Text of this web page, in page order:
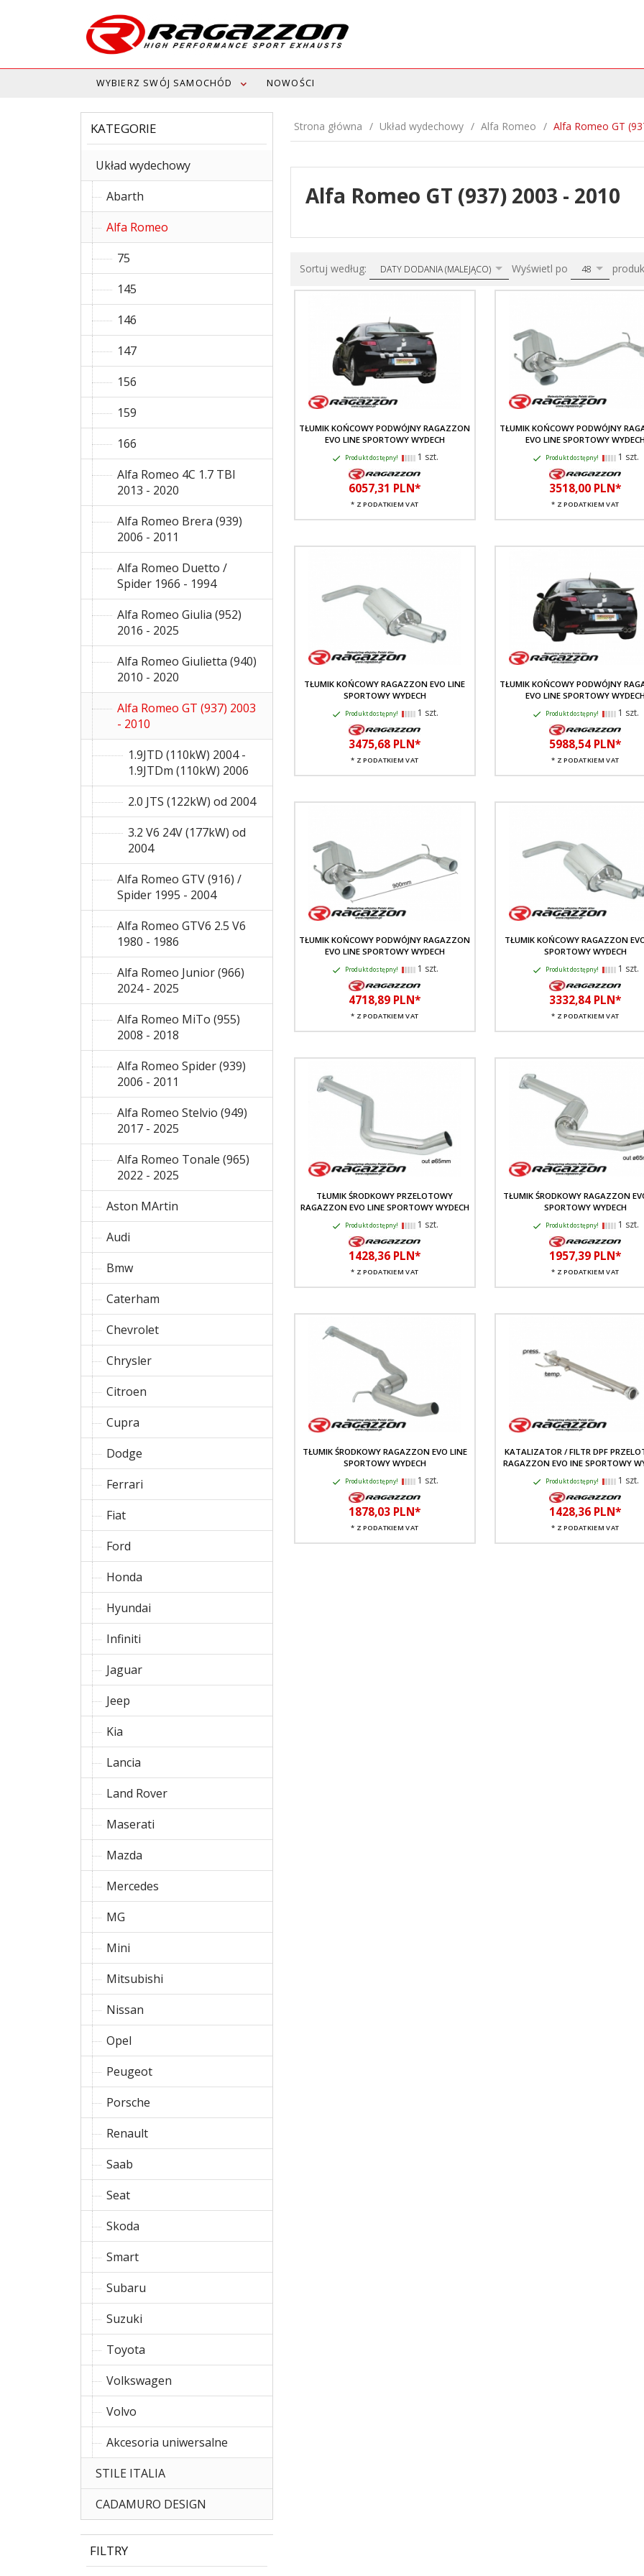
WYBIERZ SWÓJ SAMOCHÓD NOWOŚCI
KATEGORIE
Układ wydechowy
Abarth
Alfa Romeo
75
145
146
147
156
159
166
Alfa Romeo 4C 1.7 TBI
2013 - 2020
Alfa Romeo Brera (939)
2006 - 2011
Alfa Romeo Duetto /
Spider 1966 - 1994
Alfa Romeo Giulia (952)
2016 - 2025
Alfa Romeo Giulietta (940)
2010 - 2020
Alfa Romeo GT (937) 2003
- 2010
1.9JTD (110kW) 2004 -
1.9JTDm (110kW) 2006
2.0 JTS (122kW) od 2004
3.2 V6 24V (177kW) od
2004
Alfa Romeo GTV (916) /
Spider 1995 - 2004
Alfa Romeo GTV6 2.5 V6
1980 - 1986
Alfa Romeo Junior (966)
2024 - 2025
Alfa Romeo MiTo (955)
2008 - 2018
Alfa Romeo Spider (939)
2006 - 2011
Alfa Romeo Stelvio (949)
2017 - 2025
Alfa Romeo Tonale (965)
2022 - 2025
Aston MArtin
Audi
Bmw
Caterham
Chevrolet
Chrysler
Citroen
Cupra
Dodge
Ferrari
Fiat
Ford
Honda
Hyundai
Infiniti
Jaguar
Jeep
Kia
Lancia
Land Rover
Maserati
Mazda
Mercedes
MG
Mini
Mitsubishi
Nissan
Opel
Peugeot
Porsche
Renault
Saab
Seat
Skoda
Smart
Subaru
Suzuki
Toyota
Volkswagen
Volvo
Akcesoria uniwersalne
STILE ITALIA
CADAMURO DESIGN
FILTRY
Strona główna Układ wydechowy Alfa Romeo Alfa Romeo GT
Alfa Romeo GT (937) 2003 - 2010
Sortuj według: sortDATY DODANIA (MALEJĄCO) Wyświetl po pop
48
TŁUMIK KOŃCOWY PODWÓJNY RAGAZZON
EVO LINE SPORTOWY WYDECH
Produkt dostępny! 1 szt.
6057,31 PLN*
* Z PODATKIEM VAT
TŁUMIK KOŃCOWY PODWÓJNY
EVO LINE SPORTOWY WYDECH
Produkt dostępny! 1 szt.
3518,00 PLN*
* Z PODATKIEM VAT
TŁUMIK KOŃCOWY RAGAZZON EVO LINE
SPORTOWY WYDECH
Produkt dostępny! 1 szt.
3475,68 PLN*
* Z PODATKIEM VAT
TŁUMIK KOŃCOWY PODWÓJNY
EVO LINE SPORTOWY WYDECH
Produkt dostępny! 1 szt.
5988,54 PLN*
* Z PODATKIEM VAT
TŁUMIK KOŃCOWY PODWÓJNY RAGAZZON
EVO LINE SPORTOWY WYDECH
Produkt dostępny! 1 szt.
4718,89 PLN*
* Z PODATKIEM VAT
TŁUMIK KOŃCOWY RAGAZZON
SPORTOWY WYDECH
Produkt dostępny! 1 szt.
3332,84 PLN*
* Z PODATKIEM VAT
TŁUMIK ŚRODKOWY PRZELOTOWY
RAGAZZON EVO LINE SPORTOWY WYDECH
Produkt dostępny! 1 szt.
1428,36 PLN*
* Z PODATKIEM VAT
TŁUMIK ŚRODKOWY RAGAZZON
SPORTOWY WYDECH
Produkt dostępny! 1 szt.
1957,39 PLN*
* Z PODATKIEM VAT
TŁUMIK ŚRODKOWY RAGAZZON EVO LINE
SPORTOWY WYDECH
Produkt dostępny! 1 szt.
1878,03 PLN*
* Z PODATKIEM VAT
KATALIZATOR / FILTR DPF
RAGAZZON EVO INE SPORTOWY
Produkt dostępny! 1 szt.
1428,36 PLN*
* Z PODATKIEM VAT